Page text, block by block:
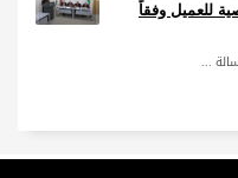
للعميل وفقاً
...